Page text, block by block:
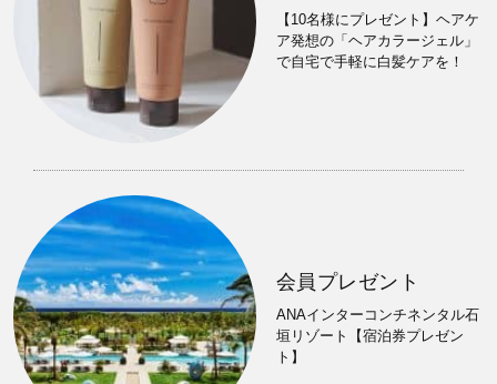
【10名様にプレゼント】ヘアケ
ア発想の「ヘアカラージェル」
で自宅で手軽に白髪ケアを！
会員プレゼント
ANAインターコンチネンタル石
垣リゾート【宿泊券プレゼン
ト】